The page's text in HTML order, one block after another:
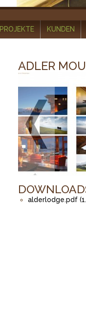
PROJEKTE KUNDEN
ADLER
alderlodge.pdf